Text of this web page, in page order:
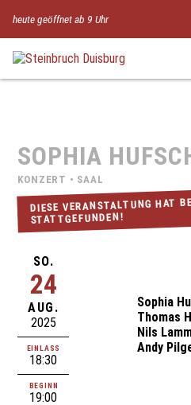
heute geöffnet ab 9 Uhr
SOPHIA
KONZERT • SAAL
DIESE VERANSTALTUNG HAT
STATTGEFUNDEN!
SO.
24
AUG.
2025
EINLASS
18:30
BEGINN
19:00
Sophia
Thomas
Nils
Andy